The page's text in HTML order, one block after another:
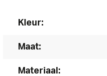
Kleur:
Maat:
Materiaal: